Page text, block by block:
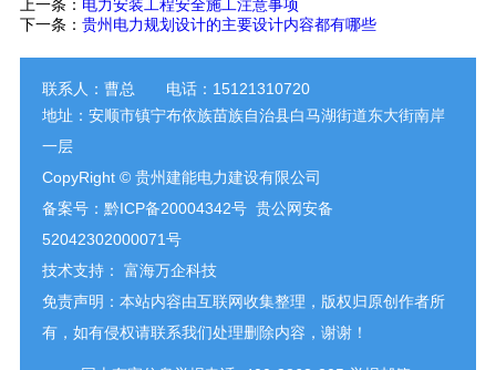
上一条： 电力安装工程安全施工注意事项
下一条： 贵州电力规划设计的主要设计内容都有哪些
联系人：曹总 电话：15121310720
地址：安顺市镇宁布依族苗族自治县白马湖街道东大街南岸
一层
CopyRight © 贵州建能电力建设有限公司
备案号： 黔ICP备20004342号 贵公网安备
52042302000071号
技术支持：
富海万企科技
免责声明：本站内容由互联网收集整理，版权归原创作者所
有，如有侵权请联系我们处理删除内容，谢谢！